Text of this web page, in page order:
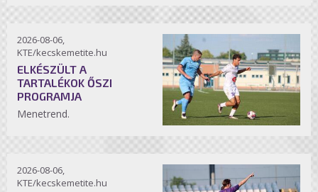
2026-08-06,
KTE/kecskemetite.hu
ELKÉSZÜLT A
TARTALÉKOK ŐSZI
PROGRAMJA
Menetrend.
2026-08-06,
KTE/kecskemetite.hu